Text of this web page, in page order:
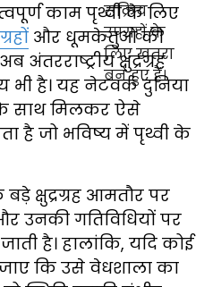
काम पृथ्वी के लिए
और धूमकेतुओं की
अंतरराष्ट्रीय क्षुद्रग्रह
है। यह नेटवर्क दुनिया
के साथ मिलकर ऐसे
है जो भविष्य में पृथ्वी के
क्षुद्रग्रह आमतौर पर
उनकी गतिविधियों पर
है। हालांकि, यदि कोई
जाए कि उसे वेधशाला का